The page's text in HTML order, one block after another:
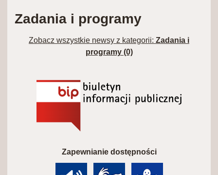
Zadania i programy
Zobacz wszystkie newsy z kategorii: Zadania i
programy (0)
Zapewnianie dostępności